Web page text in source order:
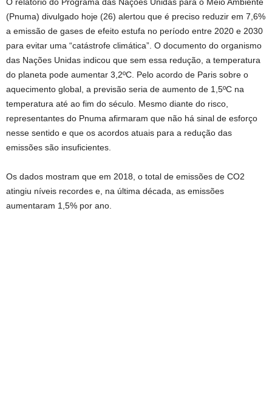
O relatório do Programa das Nações Unidas para o Meio Ambiente
(Pnuma) divulgado hoje (26) alertou que é preciso reduzir em 7,6%
a emissão de gases de efeito estufa no período entre 2020 e 2030
para evitar uma “catástrofe climática”. O documento do organismo
das Nações Unidas indicou que sem essa redução, a temperatura
do planeta pode aumentar 3,2ºC. Pelo acordo de Paris sobre o
aquecimento global, a previsão seria de aumento de 1,5ºC na
temperatura até ao fim do século. Mesmo diante do risco,
representantes do Pnuma afirmaram que não há sinal de esforço
nesse sentido e que os acordos atuais para a redução das
emissões são insuficientes.
Os dados mostram que em 2018, o total de emissões de CO2
atingiu níveis recordes e, na última década, as emissões
aumentaram 1,5% por ano.